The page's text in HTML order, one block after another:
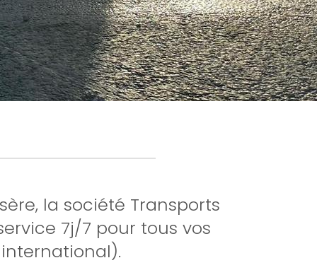
la société Transports
7j/7 pour tous vos